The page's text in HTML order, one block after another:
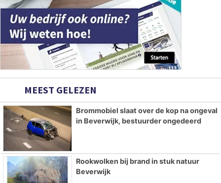
MEEST GELEZEN
Brommobiel slaat over de kop na ongeval
in Beverwijk, bestuurder ongedeerd
Rookwolken bij brand in stuk natuur
Beverwijk